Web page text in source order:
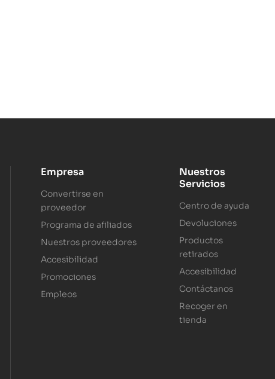
Empresa
Convertirse en
proveedor
Programa de afiliados
Nuestros proveedores
Accesibilidad
Promociones
Empleos
Nuestros
Servicios
Centro de ayuda
Devoluciones
Productos
retirados
Accesibilidad
Contáctanos
Recoger en
tienda